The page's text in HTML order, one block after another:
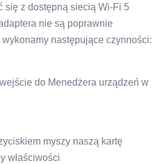
się z dostępną siecią Wi-Fi 5
nie są poprawnie
następujące czynności:
do Menedżera urządzeń w
myszy naszą kartę
właściwości